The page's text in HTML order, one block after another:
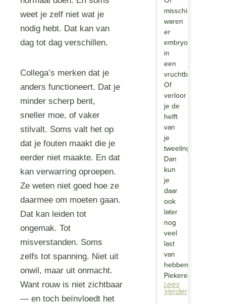
weet je zelf niet wat je
nodig hebt. Dat kan van
dag tot dag verschillen.
Collega’s merken dat je
anders functioneert. Dat je
minder scherp bent,
sneller moe, of vaker
stilvalt. Soms valt het op
dat je fouten maakt die je
eerder niet maakte. En dat
kan verwarring oproepen.
Ze weten niet goed hoe ze
daarmee om moeten gaan.
Dat kan leiden tot
ongemak. Tot
misverstanden. Soms
zelfs tot spanning. Niet uit
onwil, maar uit onmacht.
Want rouw is niet zichtbaar
— en toch beïnvloedt het
misschien
waren
er
embryo’s
in
een
Of
verloor
je de
helft
van
je
tweeling?
Dan
kun
je
daar
ook
later
nog
veel
last
van
hebben.
Piekeren…
Lees
Verder